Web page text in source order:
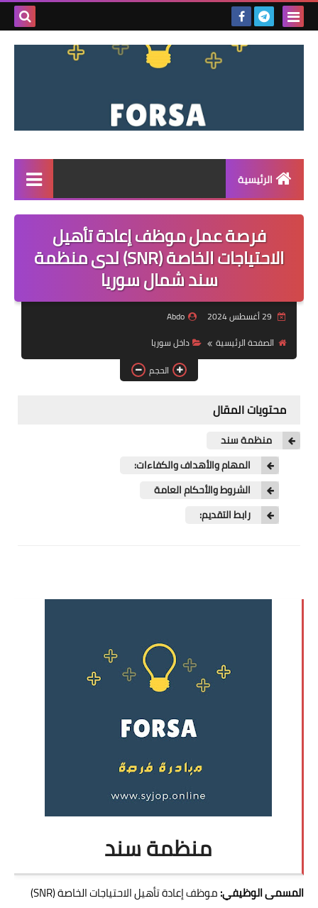
بحث
الرئيسية
القائمة
مناقصات
فرص عمل داخل سوريا
فرص عمل في تركيا
فرص عمل في اليمن
فرصة عمل موظف إعادة تأهيل
الاحتياجات الخاصة (SNR) لدى منظمة
سند شمال سوريا
Abdo
الصفحة الرئيسية
داخل سوريا
الحجم
محتويات المقال
منظمة سند
المهام والأهداف والكفاءات:
الشروط والأحكام العامة
رابط التقديم:
منظمة سند
المسمى الوظيفي:موظف إعادة تأهيل الاحتياجات الخاصة (SNR)